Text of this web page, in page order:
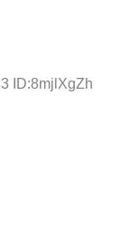
ID:8mjlXgZh